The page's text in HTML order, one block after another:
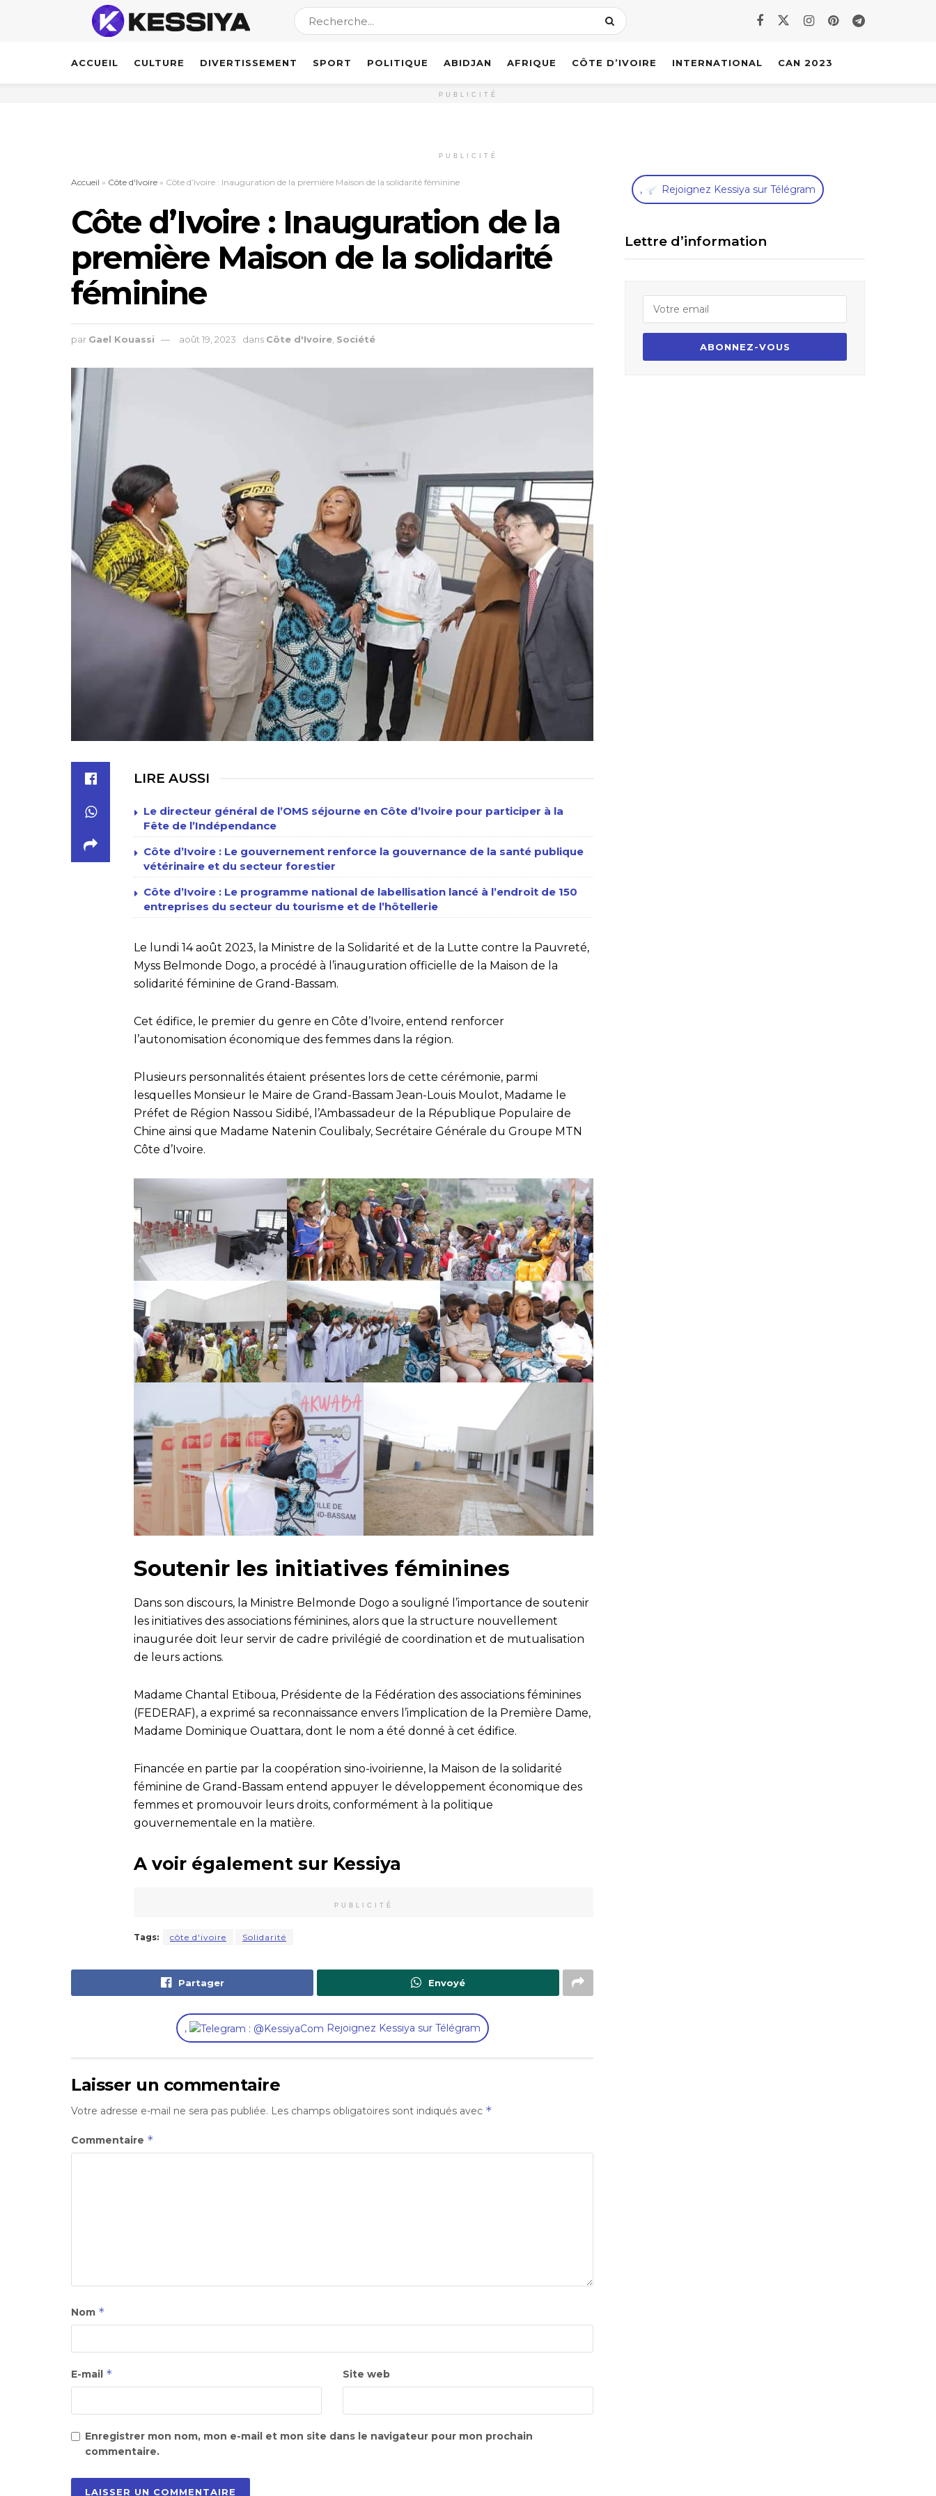
ACCUEIL CULTURE DIVERTISSEMENT SPORT POLITIQUE ABIDJAN AFRIQUE CÔTE D’IVOIRE INTERNATIONAL CAN 2023
PUBLICITÉ
PUBLICITÉ
Accueil » Côte d'Ivoire » Côte d’Ivoire : Inauguration de la première Maison de la solidarité féminine
Côte d’Ivoire : Inauguration de la
première Maison de la solidarité
féminine
par Gael Kouassi août 19, 2023 dans Côte d'Ivoire Société
LIRE AUSSI
Le directeur général de l’OMS séjourne en Côte d’Ivoire pour participer à la
Fête de l’Indépendance
Côte d’Ivoire : Le gouvernement renforce la gouvernance de la santé publique
vétérinaire et du secteur forestier
Côte d’Ivoire : Le programme national de labellisation lancé à l’endroit de 150
entreprises du secteur du tourisme et de l’hôtellerie
Le lundi 14 août 2023, la Ministre de la Solidarité et de la Lutte contre la Pauvreté,
Myss Belmonde Dogo, a procédé à l’inauguration officielle de la Maison de la
solidarité féminine de Grand-Bassam.
Cet édifice, le premier du genre en Côte d’Ivoire, entend renforcer
l’autonomisation économique des femmes dans la région.
Plusieurs personnalités étaient présentes lors de cette cérémonie, parmi
lesquelles Monsieur le Maire de Grand-Bassam Jean-Louis Moulot, Madame le
Préfet de Région Nassou Sidibé, l’Ambassadeur de la République Populaire de
Chine ainsi que Madame Natenin Coulibaly, Secrétaire Générale du Groupe MTN
Côte d’Ivoire.
Soutenir les initiatives féminines
Dans son discours, la Ministre Belmonde Dogo a souligné l’importance de soutenir
les initiatives des associations féminines, alors que la structure nouvellement
inaugurée doit leur servir de cadre privilégié de coordination et de mutualisation
de leurs actions.
Madame Chantal Etiboua, Présidente de la Fédération des associations féminines
(FEDERAF), a exprimé sa reconnaissance envers l’implication de la Première Dame,
Madame Dominique Ouattara, dont le nom a été donné à cet édifice.
Financée en partie par la coopération sino-ivoirienne, la Maison de la solidarité
féminine de Grand-Bassam entend appuyer le développement économique des
femmes et promouvoir leurs droits, conformément à la politique
gouvernementale en la matière.
A voir également sur Kessiya
PUBLICITÉ
Tags: côte d'ivoire Solidarité
Partager Envoyé
, Rejoignez Kessiya sur Télégram
Laisser un commentaire
Votre adresse e-mail ne sera pas publiée. Les champs obligatoires sont indiqués avec *
Commentaire *
Nom *
E-mail * Site web
Enregistrer mon nom, mon e-mail et mon site dans le navigateur pour mon prochain
commentaire.
, Rejoignez Kessiya sur Télégram
Lettre d’information